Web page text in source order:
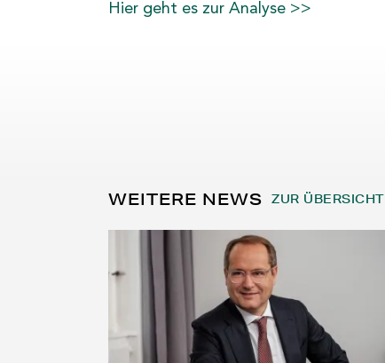
Hier geht es zur Analyse >>
WEITERE NEWS ZUR ÜBERSICHT